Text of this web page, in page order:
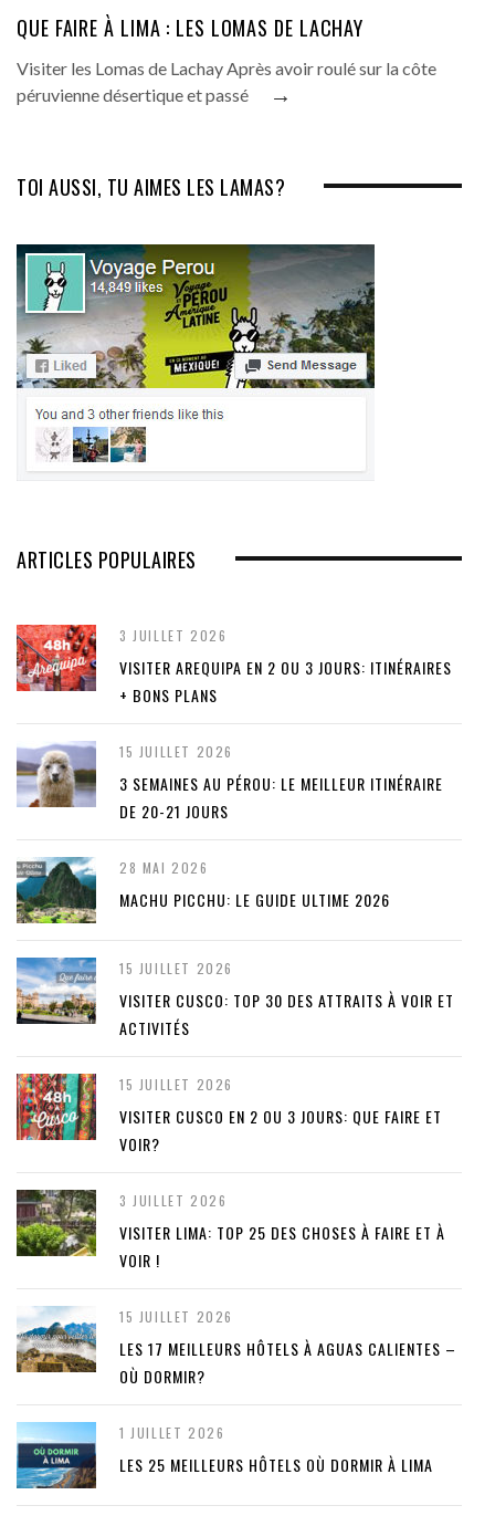
QUE FAIRE À LIMA : LES LOMAS DE LACHAY
Visiter les Lomas de Lachay Après avoir roulé sur la côte
péruvienne désertique et passé
→
TOI AUSSI, TU AIMES LES LAMAS?
ARTICLES POPULAIRES
3 JUILLET 2026
VISITER AREQUIPA EN 2 OU 3 JOURS: ITINÉRAIRES
+ BONS PLANS
15 JUILLET 2026
3 SEMAINES AU PÉROU: LE MEILLEUR ITINÉRAIRE
DE 20-21 JOURS
28 MAI 2026
MACHU PICCHU: LE GUIDE ULTIME 2026
15 JUILLET 2026
VISITER CUSCO: TOP 30 DES ATTRAITS À VOIR ET
ACTIVITÉS
15 JUILLET 2026
VISITER CUSCO EN 2 OU 3 JOURS: QUE FAIRE ET
VOIR?
3 JUILLET 2026
VISITER LIMA: TOP 25 DES CHOSES À FAIRE ET À
VOIR !
15 JUILLET 2026
LES 17 MEILLEURS HÔTELS À AGUAS CALIENTES –
OÙ DORMIR?
1 JUILLET 2026
LES 25 MEILLEURS HÔTELS OÙ DORMIR À LIMA